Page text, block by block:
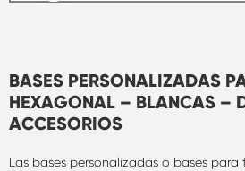
BASES PERSONALIZADAS
HEXAGONAL – BLANCAS –
ACCESORIOS
Las bases personalizadas o bases